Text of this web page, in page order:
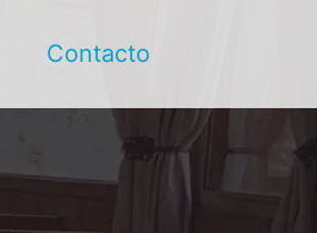
Contacto